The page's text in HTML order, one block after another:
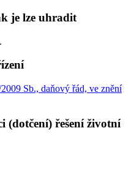
je lze uhradit
Sb., daňový řád, ve znění
(dotčení) řešení životní